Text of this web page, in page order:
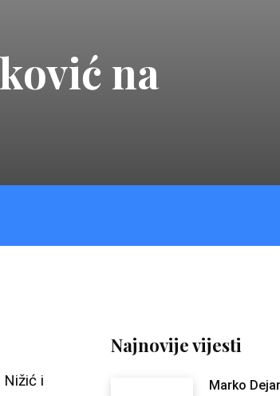
na
i
Najnovije vijesti
Marko